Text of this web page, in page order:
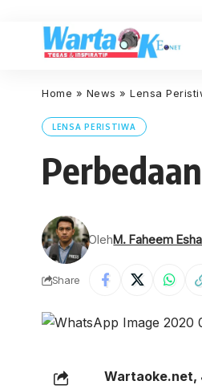
Home » News » Lensa
LENSA PERISTIWA
OlehM. Faheem
Share
Wartaoke.net,